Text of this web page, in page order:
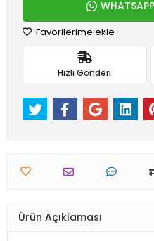
Favorilerime ekle
Hızlı Gönderi
Ürün Açıklaması